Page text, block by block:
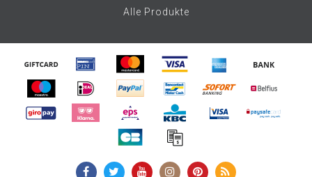
Alle Produkte